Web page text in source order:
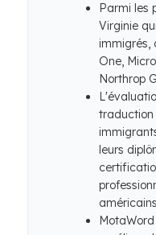
Parmi les
Virginie
immigrés,
One,
Northrop
traduction
leurs